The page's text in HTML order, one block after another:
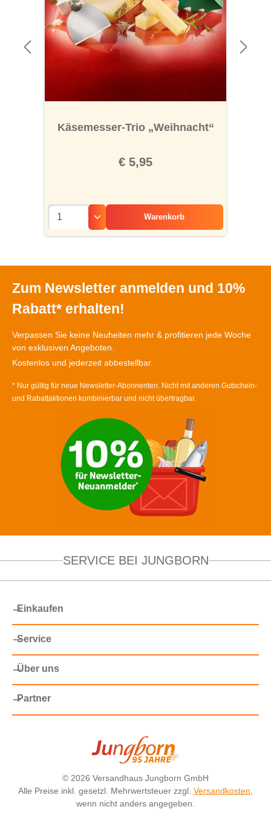
Käsemesser-Trio „Weihnacht“
€ 5,95
Warenkorb
Zum Newsletter anmelden und 10%
Rabatt* erhalten!
Verpassen Sie keine Neuheiten mehr & profitieren jede Woche
von exklusiven Angeboten.
Kostenlos und jederzeit abbestellbar.
* Nur gültig für neue Newsletter-Abonnenten. Nicht mit anderen Gutschein-
und Rabattaktionen kombinierbar und nicht übertragbar.
SERVICE BEI JUNGBORN
Einkaufen
Service
Über uns
Partner
© 2026 Versandhaus Jungborn GmbH
Alle Preise inkl. gesetzl. Mehrwertsteuer zzgl. Versandkosten
wenn nicht anders angegeben.